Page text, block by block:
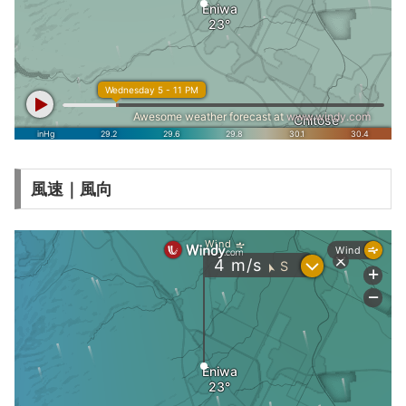
風速｜風向